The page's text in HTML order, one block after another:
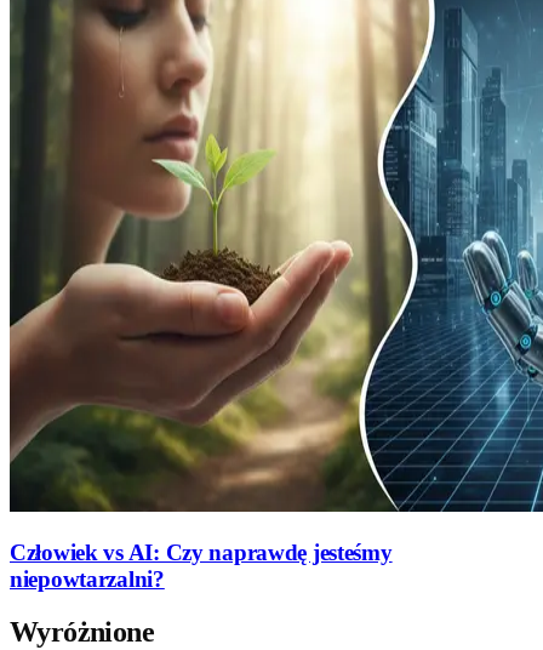
Człowiek vs AI: Czy naprawdę jesteśmy
niepowtarzalni?
Wyróżnione